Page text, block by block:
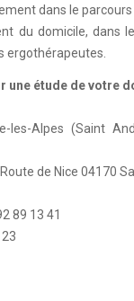
dans le parcours
du domicile, dans
ergothérapeutes.
une étude de votre
les-Alpes (Saint
de Nice 04170
89 13 41